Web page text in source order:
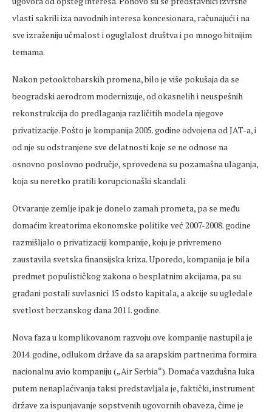
vlasti sakrili iza navodnih interesa koncesionara, računajući i na
sve izraženiju učmalost i oguglalost društva i po mnogo bitnijim
temama.
Nakon petooktobarskih promena, bilo je više pokušaja da se
beogradski aerodrom modernizuje, od okasnelih i neuspešnih
rekonstrukcija do predlaganja različitih modela njegove
privatizacije. Pošto je kompanija 2005. godine odvojena od JAT-a, i
od nje su odstranjene sve delatnosti koje se ne odnose na
osnovno poslovno područje, sprovedena su pozamašna ulaganja,
koja su neretko pratili korupcionaški skandali.
Otvaranje zemlje ipak je donelo zamah prometa, pa se među
domaćim kreatorima ekonomske politike već 2007-2008. godine
razmišljalo o privatizaciji kompanije, koju je privremeno
zaustavila svetska finansijska kriza. Uporedo, kompanija je bila
predmet populističkog zakona o besplatnim akcijama, pa su
građani postali suvlasnici 15 odsto kapitala, a akcije su ugledale
svetlost berzanskog dana 2011. godine.
Nova faza u komplikovanom razvoju ove kompanije nastupila je
2014. godine, odlukom države da sa arapskim partnerima formira
nacionalnu avio kompaniju („Air Serbia“). Domaća vazdušna luka
putem nenaplaćivanja taksi predstavljala je, faktički, instrument
države za ispunjavanje sopstvenih ugovornih obaveza, čime je